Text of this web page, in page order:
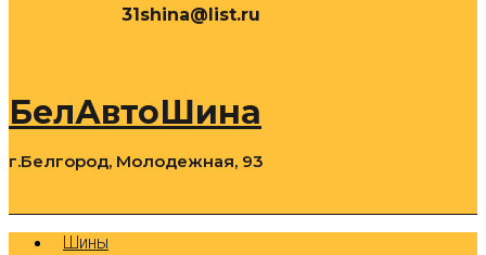
31shina@list.ru
БелАвтоШина
г.Белгород, Молодежная, 93
Шины